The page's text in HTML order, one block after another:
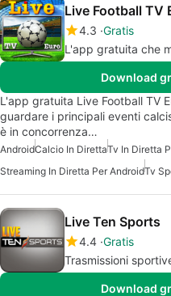
Live Football TV
4.3 Gratis
L'app gratuita che
Download
L'app gratuita Live Football TV
guardare i principali eventi
è in concorrenza…
AndroidCalcio In DirettaTv In Diretta
Streaming In Diretta Per AndroidTv
Live Ten Sports
4.4 Gratis
Trasmissioni
Download